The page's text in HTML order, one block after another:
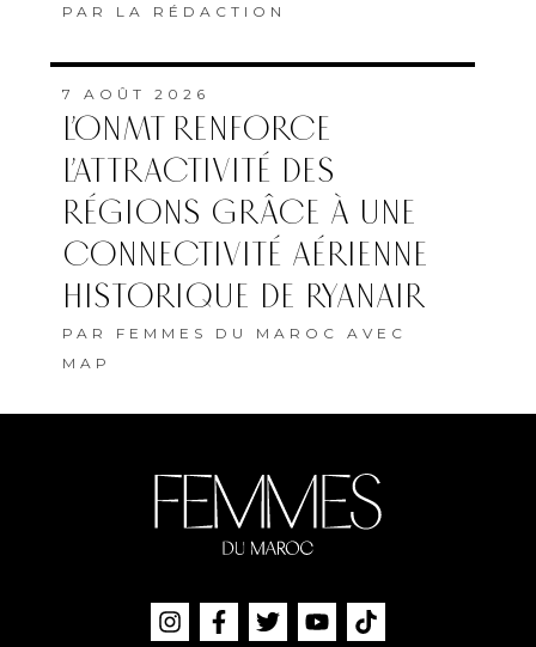
PAR LA RÉDACTION
7 AOÛT 2026
L’ONMT RENFORCE
L’ATTRACTIVITÉ DES
RÉGIONS GRÂCE À UNE
CONNECTIVITÉ AÉRIENNE
HISTORIQUE DE RYANAIR
PAR FEMMES DU MAROC AVEC
MAP